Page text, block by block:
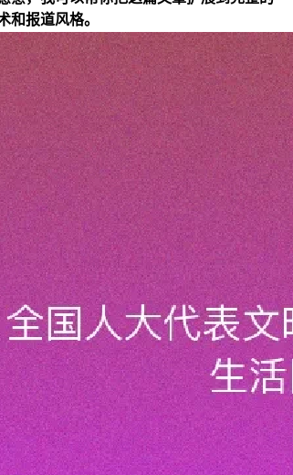
和报道风格。